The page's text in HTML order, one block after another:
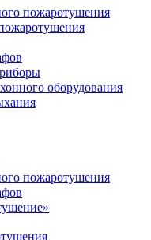
пожаротушения
оборудования
пожаротушения